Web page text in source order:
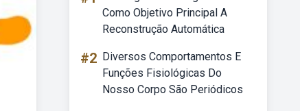
Como Objetivo Principal A
Reconstrução Automática
#2 Diversos Comportamentos E
Funções Fisiológicas Do
Nosso Corpo São Periódicos